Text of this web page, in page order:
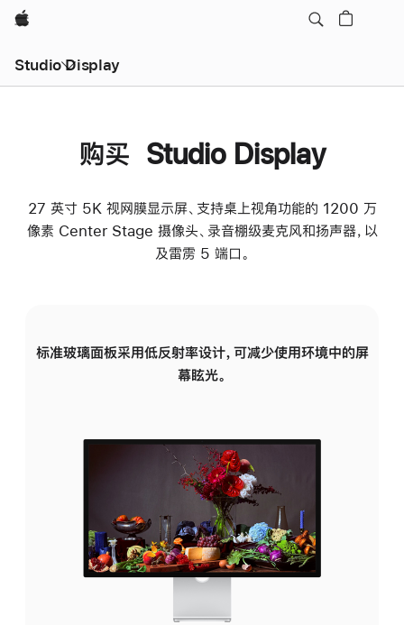
Apple
Studio Display
购买 Studio Display
27 英寸 5K 视网膜显示屏、支持桌上视角功能的 1200 万
像素 Center Stage 摄像头、录音棚级麦克风和扬声器，以
及雷雳 5 端口。
标准玻璃面板采用低反射率设计，可减少使用环境中的屏
幕眩光。